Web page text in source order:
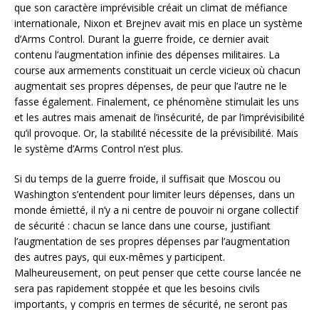
que son caractère imprévisible créait un climat de méfiance
internationale, Nixon et Brejnev avait mis en place un système
d’Arms Control. Durant la guerre froide, ce dernier avait
contenu l’augmentation infinie des dépenses militaires. La
course aux armements constituait un cercle vicieux où chacun
augmentait ses propres dépenses, de peur que l’autre ne le
fasse également. Finalement, ce phénomène stimulait les uns
et les autres mais amenait de l’insécurité, de par l’imprévisibilité
qu’il provoque. Or, la stabilité nécessite de la prévisibilité. Mais
le système d’Arms Control n’est plus.
Si du temps de la guerre froide, il suffisait que Moscou ou
Washington s’entendent pour limiter leurs dépenses, dans un
monde émietté, il n’y a ni centre de pouvoir ni organe collectif
de sécurité : chacun se lance dans une course, justifiant
l’augmentation de ses propres dépenses par l’augmentation
des autres pays, qui eux-mêmes y participent.
Malheureusement, on peut penser que cette course lancée ne
sera pas rapidement stoppée et que les besoins civils
importants, y compris en termes de sécurité, ne seront pas